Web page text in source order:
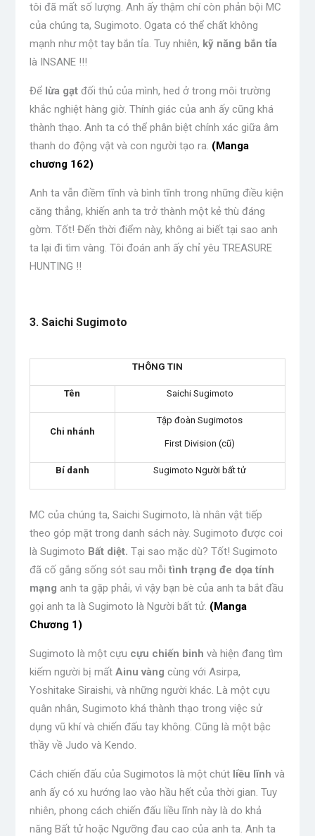
tôi đã mất số lượng. Anh ấy thậm chí còn phản bội MC
của chúng ta, Sugimoto. Ogata có thể chất không
mạnh như một tay bắn tỉa. Tuy nhiên, kỹ năng bắn tỉa
là INSANE !!!
Để lừa gạt đối thủ của mình, hed ở trong môi trường
khắc nghiệt hàng giờ. Thính giác của anh ấy cũng khá
thành thạo. Anh ta có thể phân biệt chính xác giữa âm
thanh do động vật và con người tạo ra. (Manga
chương 162)
Anh ta vẫn điềm tĩnh và bình tĩnh trong những điều kiện
căng thẳng, khiến anh ta trở thành một kẻ thù đáng
gờm. Tốt! Đến thời điểm này, không ai biết tại sao anh
ta lại đi tìm vàng. Tôi đoán anh ấy chỉ yêu TREASURE
HUNTING !!
3. Saichi Sugimoto
THÔNG TIN
Tên Saichi Sugimoto
Chi nhánh
Tập đoàn Sugimotos
First Division (cũ)
Bí danh Sugimoto Người bất tử
MC của chúng ta, Saichi Sugimoto, là nhân vật tiếp
theo góp mặt trong danh sách này. Sugimoto được coi
là Sugimoto Bất diệt. Tại sao mặc dù? Tốt! Sugimoto
đã cố gắng sống sót sau mỗi tình trạng đe dọa tính
mạng anh ta gặp phải, vì vậy bạn bè của anh ta bắt đầu
gọi anh ta là Sugimoto là Người bất tử. (Manga
Chương 1)
Sugimoto là một cựu cựu chiến binh và hiện đang tìm
kiếm người bị mất Ainu vàng cùng với Asirpa,
Yoshitake Siraishi, và những người khác. Là một cựu
quân nhân, Sugimoto khá thành thạo trong việc sử
dụng vũ khí và chiến đấu tay không. Cũng là một bậc
thầy về Judo và Kendo.
Cách chiến đấu của Sugimotos là một chút liều lĩnh và
anh ấy có xu hướng lao vào hầu hếtcủa thời gian. Tuy
nhiên, phong cách chiến đấu liều lĩnh này là do khả
năng Bất tử hoặc Ngưỡng đau cao của anh ta. Anh ta